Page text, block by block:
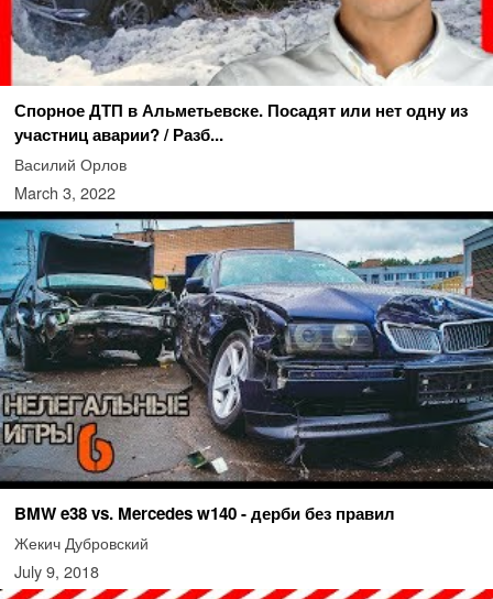
Спорное ДТП в Альметьевске. Посадят или нет одну из
участниц аварии? / Разб...
Василий Орлов
March 3, 2022
BMW e38 vs. Mercedes w140 - дерби без правил
Жекич Дубровский
July 9, 2018